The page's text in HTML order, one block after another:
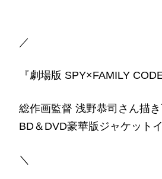
／
『劇場版 SPY×FAMILY
総作画監督 浅野恭司さん描き
BD＆DVD豪華版ジャケット
＼